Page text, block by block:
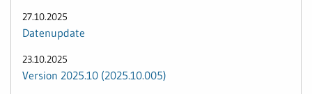
27.10.2025
Datenupdate
23.10.2025
Version 2025.10 (2025.10.005)